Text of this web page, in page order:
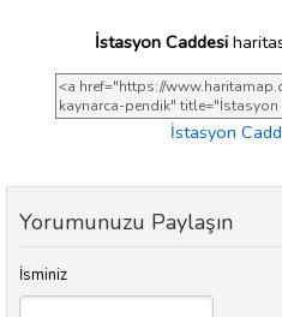
İstasyon Caddesi
İstasyon
Yorumunuzu Paylaşın
İsminiz